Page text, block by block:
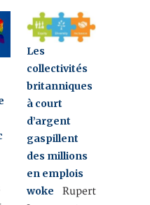
Les
collectivités
britanniques
à court
d’argent
gaspillent
des millions
en emplois
woke Rupert